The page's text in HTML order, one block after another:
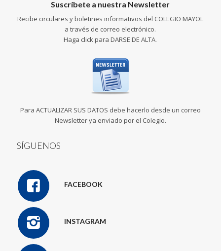
Suscríbete a nuestra Newsletter
Recibe circulares y boletines informativos del COLEGIO MAYOL
a través de correo electrónico.
Haga click para DARSE DE ALTA.
Para ACTUALIZAR SUS DATOS debe hacerlo desde un correo
Newsletter ya enviado por el Colegio.
SÍGUENOS
FACEBOOK
INSTAGRAM